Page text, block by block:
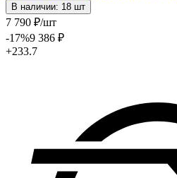
В наличии: 18 шт
7 790 ₽/шт
-17%9 386 ₽
+233.7